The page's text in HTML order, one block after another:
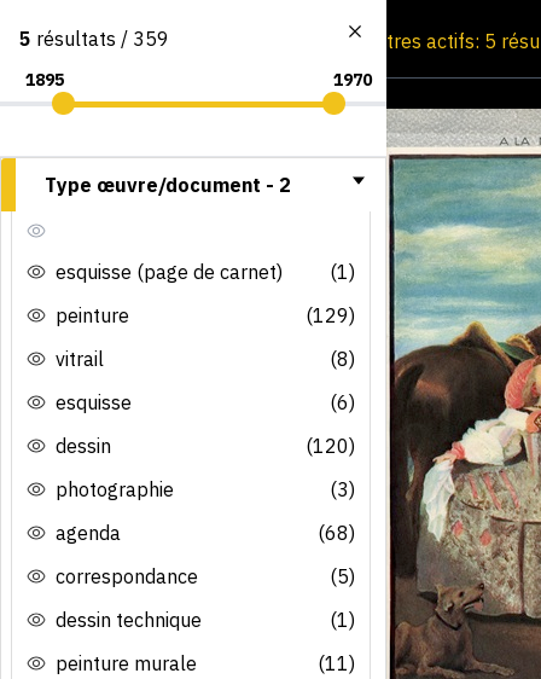
Consultation par image Filtres actifs: 5
5 résultats / 359
Type œuvre/document - 2
esquisse (page de carnet)
(1)
peinture
(129)
vitrail
(8)
esquisse
(6)
dessin
(120)
photographie
(3)
agenda
(68)
correspondance
(5)
dessin technique
(1)
peinture murale
(11)